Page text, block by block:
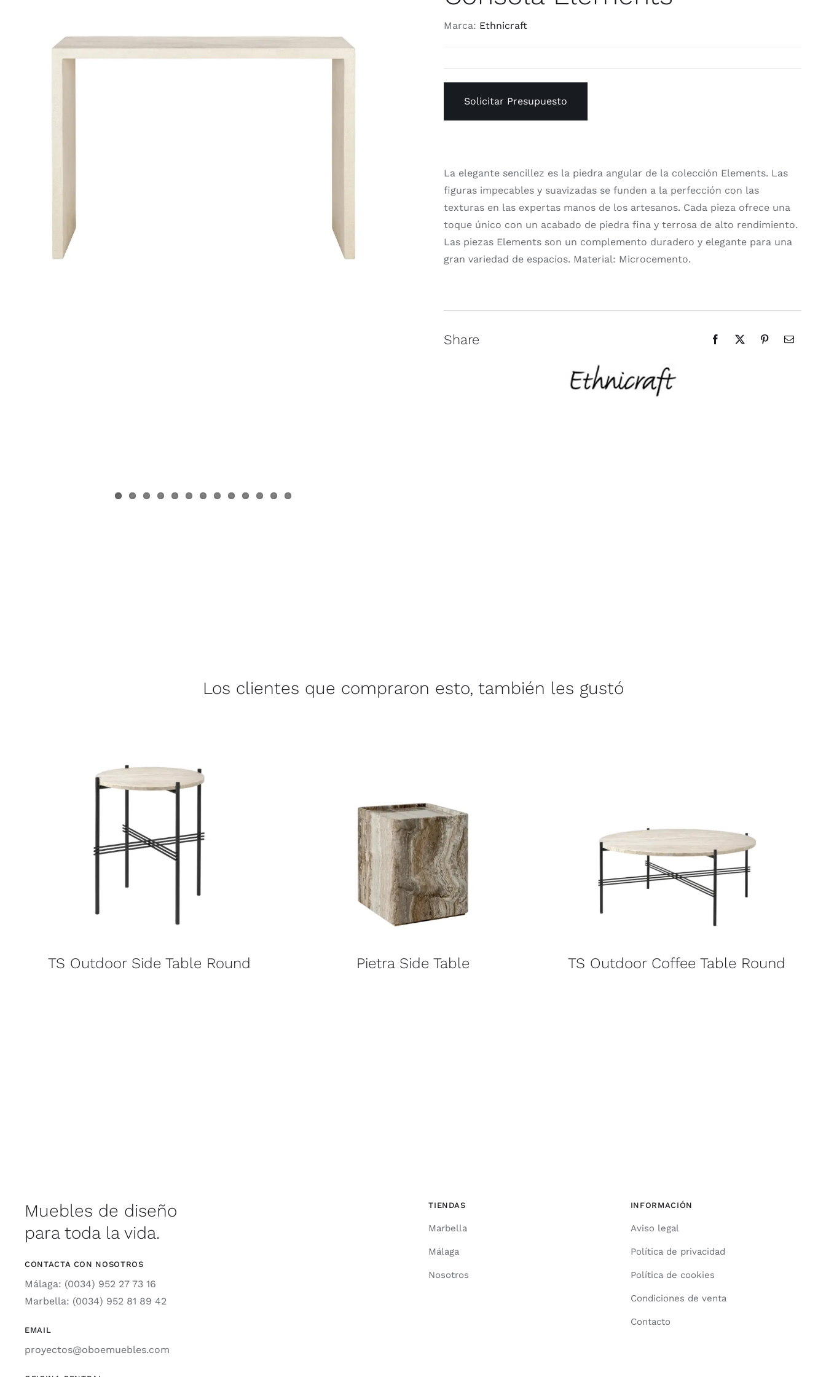
Marca: Ethnicraft
Solicitar Presupuesto
La elegante sencillez es la piedra angular de la colección Elements. Las
figuras impecables y suavizadas se funden a la perfección con las
texturas en las expertas manos de los artesanos. Cada pieza ofrece una
toque único con un acabado de piedra fina y terrosa de alto rendimiento.
Las piezas Elements son un complemento duradero y elegante para una
gran variedad de espacios. Material: Microcemento.
Share
Los clientes que compraron esto, también les gustó
TS Outdoor Side Table Round Pietra Side Table TS Outdoor Coffee Table Round
Muebles de diseño
para toda la vida.
CONTACTA CON NOSOTROS
Málaga: (0034) 952 27 73 16
Marbella: (0034) 952 81 89 42
EMAIL
proyectos@oboemuebles.com
TIENDAS
Marbella
Málaga
Nosotros
INFORMACIÓN
Aviso legal
Política de privacidad
Política de cookies
Condiciones de venta
Contacto